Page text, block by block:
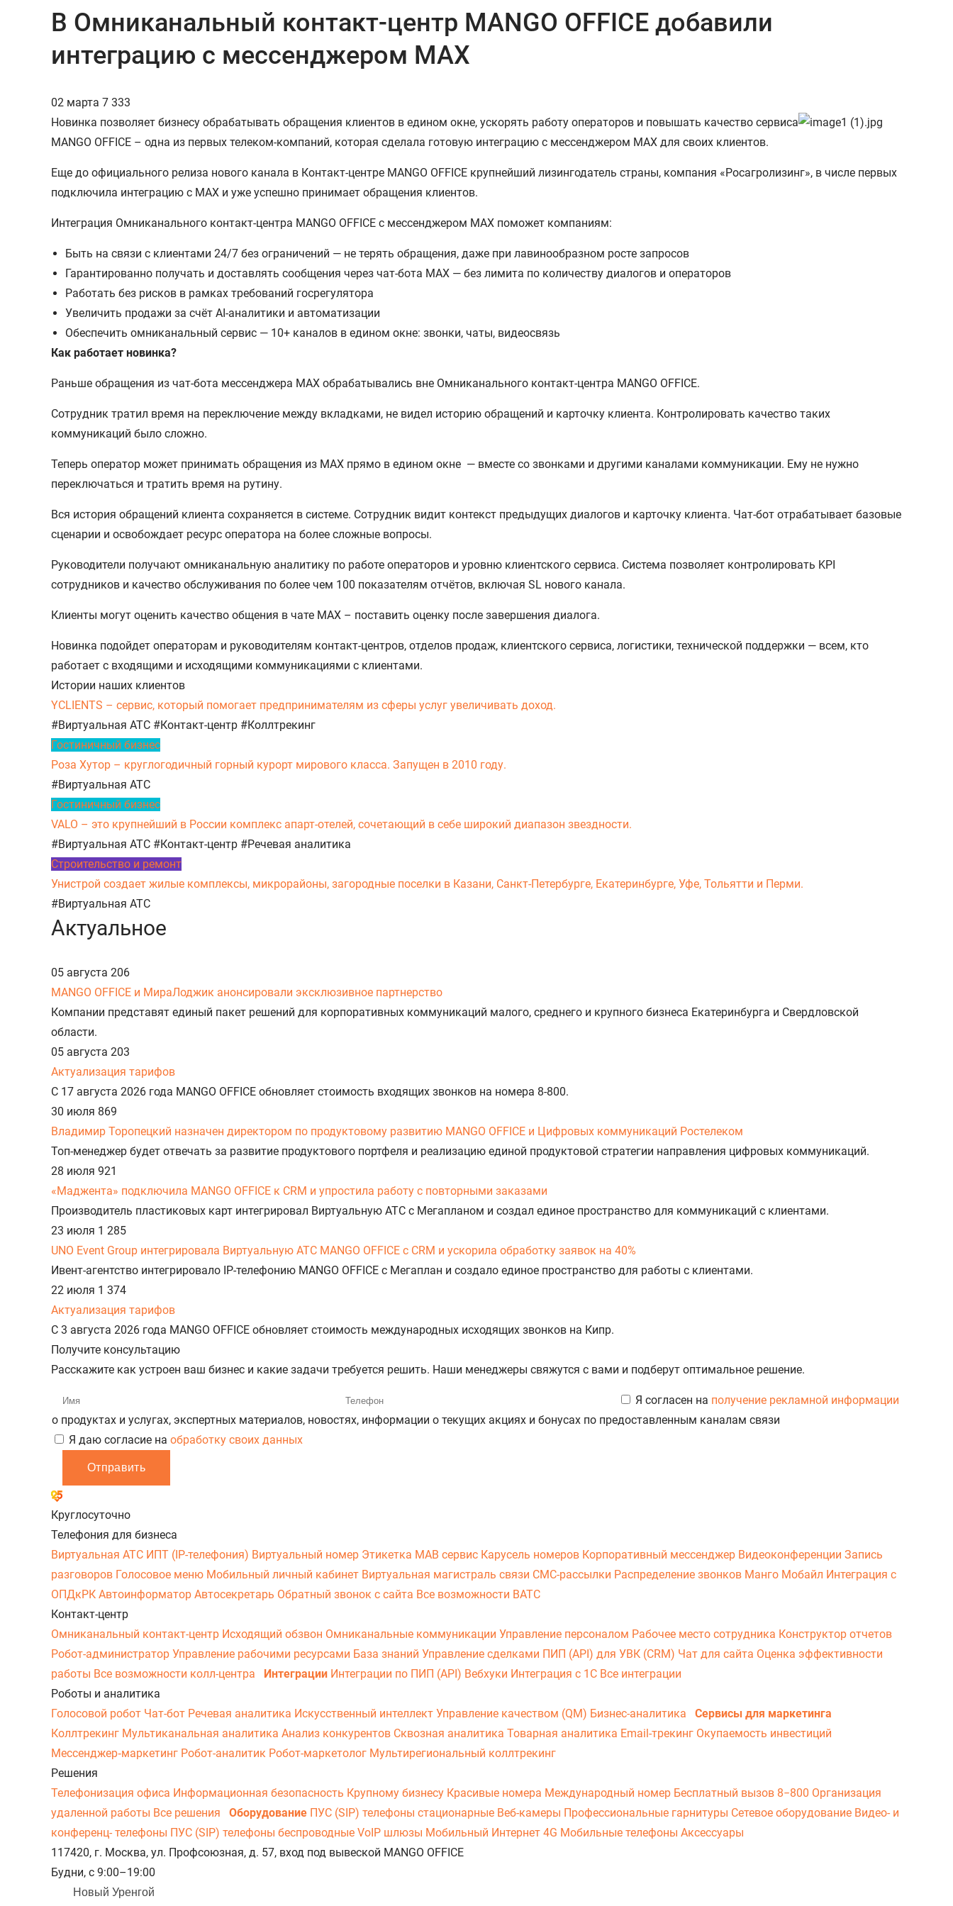
В Омниканальный контакт-центр MANGO OFFICE добавили
интеграцию с мессенджером MAX
02 марта 7 333
Новинка позволяет бизнесу обрабатывать обращения клиентов в едином окне, ускорять работу операторов и повышать качество сервиса
MANGO OFFICE – одна из первых телеком-компаний, которая сделала готовую интеграцию с мессенджером MAX для своих клиентов.
Еще до официального релиза нового канала в Контакт-центре MANGO OFFICE крупнейший лизингодатель страны, компания «Росагролизинг», в числе первых
подключила интеграцию с MAX и уже успешно принимает обращения клиентов.
Интеграция Омниканального контакт-центра MANGO OFFICE с мессенджером MAX поможет компаниям:
Быть на связи с клиентами 24/7 без ограничений — не терять обращения, даже при лавинообразном росте запросов
Гарантированно получать и доставлять сообщения через чат-бота MAX — без лимита по количеству диалогов и операторов
Работать без рисков в рамках требований госрегулятора
Увеличить продажи за счёт AI-аналитики и автоматизации
Обеспечить омниканальный сервис — 10+ каналов в едином окне: звонки, чаты, видеосвязь
Как работает новинка?
Раньше обращения из чат-бота мессенджера MAX обрабатывались вне Омниканального контакт-центра MANGO OFFICE.
Сотрудник тратил время на переключение между вкладками, не видел историю обращений и карточку клиента. Контролировать качество таких
коммуникаций было сложно.
Теперь оператор может принимать обращения из MAX прямо в едином окне — вместе со звонками и другими каналами коммуникации. Ему не нужно
переключаться и тратить время на рутину.
Вся история обращений клиента сохраняется в системе. Сотрудник видит контекст предыдущих диалогов и карточку клиента. Чат-бот отрабатывает базовые
сценарии и освобождает ресурс оператора на более сложные вопросы.
Руководители получают омниканальную аналитику по работе операторов и уровню клиентского сервиса. Система позволяет контролировать KPI
сотрудников и качество обслуживания по более чем 100 показателям отчётов, включая SL нового канала.
Клиенты могут оценить качество общения в чате MAX – поставить оценку после завершения диалога.
Новинка подойдет операторам и руководителям контакт-центров, отделов продаж, клиентского сервиса, логистики, технической поддержки — всем, кто
работает с входящими и исходящими коммуникациями с клиентами.
Истории наших клиентов
YCLIENTS – сервис, который помогает предпринимателям из сферы услуг увеличивать доход.
#Виртуальная АТС #Контакт-центр #Коллтрекинг
Гостиничный бизнес
Роза Хутор – круглогодичный горный курорт мирового класса. Запущен в 2010 году.
#Виртуальная АТС
Гостиничный бизнес
VALO – это крупнейший в России комплекс апарт-отелей, сочетающий в себе широкий диапазон звездности.
#Виртуальная АТС #Контакт-центр #Речевая аналитика
Строительство и ремонт
Унистрой создает жилые комплексы, микрорайоны, загородные поселки в Казани, Санкт-Петербурге, Екатеринбурге, Уфе, Тольятти и Перми.
#Виртуальная АТС
Актуальное
05 августа 206
MANGO OFFICE и МираЛоджик анонсировали эксклюзивное партнерство
Компании представят единый пакет решений для корпоративных коммуникаций малого, среднего и крупного бизнеса Екатеринбурга и Свердловской
области.
05 августа 203
Актуализация тарифов
С 17 августа 2026 года MANGO OFFICE обновляет стоимость входящих звонков на номера 8-800.
30 июля 869
Владимир Торопецкий назначен директором по продуктовому развитию MANGO OFFICE и Цифровых коммуникаций Ростелеком
Топ-менеджер будет отвечать за развитие продуктового портфеля и реализацию единой продуктовой стратегии направления цифровых коммуникаций.
28 июля 921
«Маджента» подключила MANGO OFFICE к CRM и упростила работу с повторными заказами
Производитель пластиковых карт интегрировал Виртуальную АТС с Мегапланом и создал единое пространство для коммуникаций с клиентами.
23 июля 1 285
UNO Event Group интегрировала Виртуальную АТС MANGO OFFICE с CRM и ускорила обработку заявок на 40%
Ивент-агентство интегрировало IP-телефонию MANGO OFFICE с Мегаплан и создало единое пространство для работы с клиентами.
22 июля 1 374
Актуализация тарифов
С 3 августа 2026 года MANGO OFFICE обновляет стоимость международных исходящих звонков на Кипр.
Получите консультацию
Расскажите как устроен ваш бизнес и какие задачи требуется решить. Наши менеджеры свяжутся с вами и подберут оптимальное решение.
Я согласен на получение рекламной информации
о продуктах и услугах, экспертных материалов, новостях, информации о текущих акциях и бонусах по предоставленным каналам связи
Я даю согласие на обработку своих данных
Отправить
Круглосуточно
Телефония для бизнеса
Виртуальная АТС ИПТ (IP-телефония) Виртуальный номер Этикетка МАВ сервис Карусель номеров Корпоративный мессенджер Видеоконференции Запись
разговоров Голосовое меню Мобильный личный кабинет Виртуальная магистраль связи СМС-рассылки Распределение звонков Манго Мобайл Интеграция с
ОПДкРК Автоинформатор Автосекретарь Обратный звонок с сайта Все возможности ВАТС
Контакт-центр
Омниканальный контакт-центр Исходящий обзвон Омниканальные коммуникации Управление персоналом Рабочее место сотрудника Конструктор отчетов
Робот-администратор Управление рабочими ресурсами База знаний Управление сделками ПИП (API) для УВК (CRM) Чат для сайта Оценка эффективности
работы Все возможности колл-центра Интеграции Интеграции по ПИП (API) Вебхуки Интеграция с 1С Все интеграции
Роботы и аналитика
Голосовой робот Чат-бот Речевая аналитика Искусственный интеллект Управление качеством (QM) Бизнес-аналитика
Сервисы для маркетинга
Коллтрекинг Мультиканальная аналитика Анализ конкурентов Сквозная аналитика Товарная аналитика Email-трекинг Окупаемость инвестиций
Мессенджер‑маркетинг Робот-аналитик Робот-маркетолог Мультирегиональный коллтрекинг
Решения
Телефонизация офиса Информационная безопасность Крупному бизнесу Красивые номера Международный номер Бесплатный вызов 8−800 Организация
удаленной работы Все решения Оборудование ПУС (SIP) телефоны стационарные Веб-камеры Профессиональные гарнитуры Сетевое оборудование Видео- и
конференц- телефоны ПУС (SIP) телефоны беспроводные VoIP шлюзы Мобильный Интернет 4G Мобильные телефоны Аксессуары
117420, г. Москва, ул. Профсоюзная, д. 57, вход под вывеской MANGO OFFICE
Будни, с 9:00–19:00
Новый Уренгой